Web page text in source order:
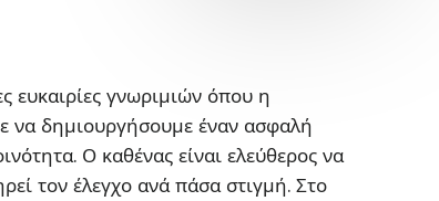
ευκαιρίες γνωριμιών όπου η
να δημιουργήσουμε έναν ασφαλή
Ο καθένας είναι ελεύθερος να
τον έλεγχο ανά πάσα στιγμή. Στο